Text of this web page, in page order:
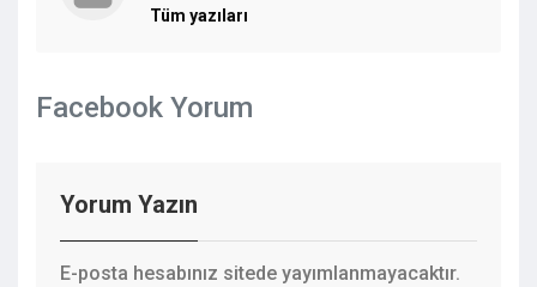
Tüm yazıları
Facebook Yorum
Yorum Yazın
E-posta hesabınız sitede yayımlanmayacaktır.